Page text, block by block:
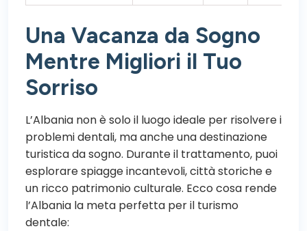
Una Vacanza da Sogno
Mentre Migliori il Tuo
Sorriso
L’Albania non è solo il luogo ideale per risolvere i
problemi dentali, ma anche una destinazione
turistica da sogno. Durante il trattamento, puoi
esplorare spiagge incantevoli, città storiche e
un ricco patrimonio culturale. Ecco cosa rende
l’Albania la meta perfetta per il turismo
dentale: